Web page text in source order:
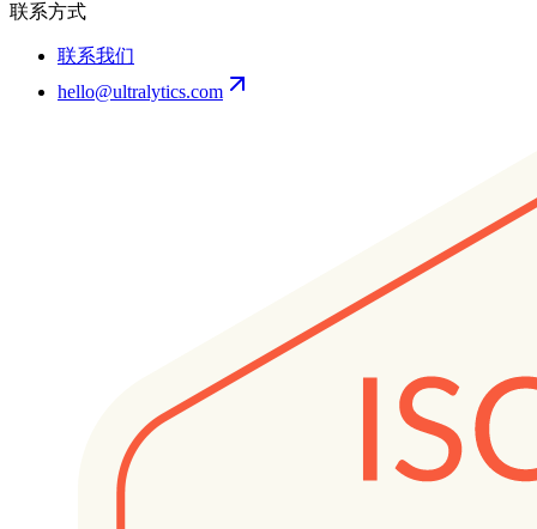
联系方式
联系我们
hello@ultralytics.com